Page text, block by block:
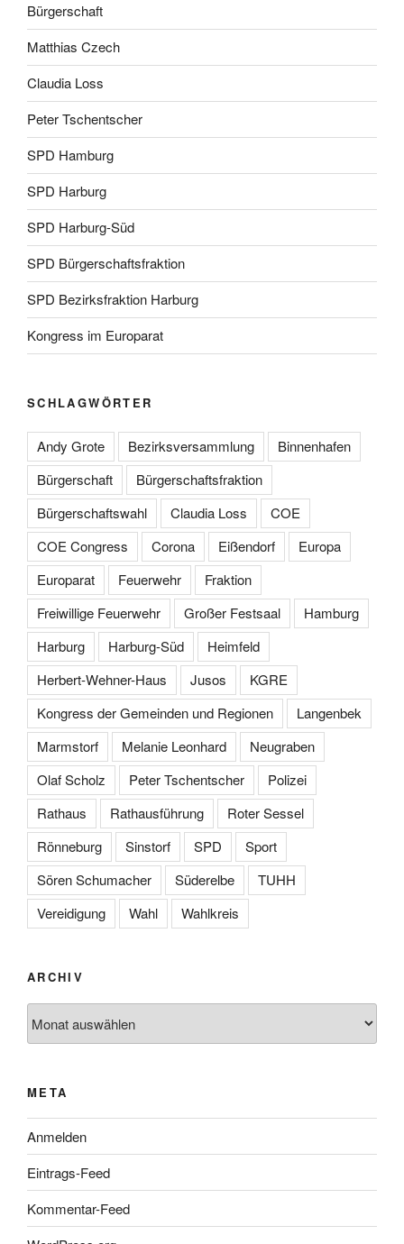
Bürgerschaft
Matthias Czech
Claudia Loss
Peter Tschentscher
SPD Hamburg
SPD Harburg
SPD Harburg-Süd
SPD Bürgerschaftsfraktion
SPD Bezirksfraktion Harburg
Kongress im Europarat
SCHLAGWÖRTER
Andy Grote Bezirksversammlung
Binnenhafen
Bürgerschaft
Bürgerschaftsfraktion
Bürgerschaftswahl
Claudia Loss
COE
COE Congress
Corona Eißendorf
Europa
Europarat
Feuerwehr
Fraktion
Freiwillige Feuerwehr
Großer Festsaal
Hamburg
Harburg
Harburg-Süd
Heimfeld
Herbert-Wehner-Haus
Jusos
KGRE
Kongress der Gemeinden und Regionen
Langenbek
Marmstorf
Melanie Leonhard
Neugraben
Olaf Scholz
Peter Tschentscher
Polizei
Rathaus
Rathausführung
Roter Sessel
Rönneburg
Sinstorf SPD
Sport
Sören Schumacher
Süderelbe
TUHH
Vereidigung
Wahl Wahlkreis
ARCHIV
META
Anmelden
Eintrags-Feed
Kommentar-Feed